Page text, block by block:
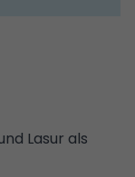
Lasur als